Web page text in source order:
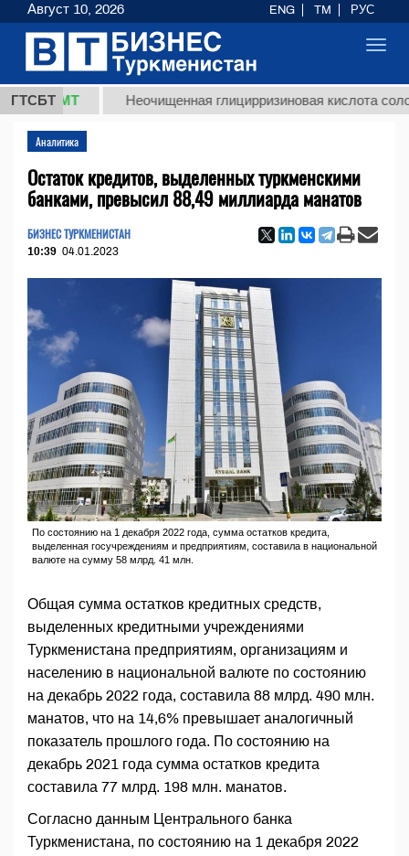
ГТСБТ
ТМТ Неочищенная глицирризиновая кислота
Аналитика
Остаток кредитов, выделенных туркменскими
банками, превысил 88,49 миллиарда манатов
БИЗНЕС ТУРКМЕНИСТАН
10:39 04.01.2023
По состоянию на 1 декабря 2022 года, сумма остатков кредита,
выделенная госучреждениям и предприятиям, составила в национальной
валюте на сумму 58 млрд. 41 млн.
Общая сумма остатков кредитных средств,
выделенных кредитными учреждениями
Туркменистана предприятиям, организациям и
населению в национальной валюте по состоянию
на декабрь 2022 года, составила 88 млрд. 490 млн.
манатов, что на 14,6% превышает аналогичный
показатель прошлого года. По состоянию на
декабрь 2021 года сумма остатков кредита
составила 77 млрд. 198 млн. манатов.
Согласно данным Центрального банка
Туркменистана, по состоянию на 1 декабря 2022
Август 10, 2026 ENG TM РУС